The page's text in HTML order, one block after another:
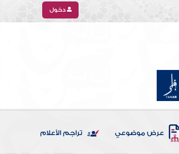
دخول
عرض موضوعي تراجم الأعلام